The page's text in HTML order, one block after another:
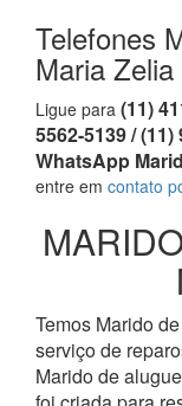
Telefones
Maria
Ligue para (11)
5562-5139 /
WhatsApp
entre em contato
Temos Marido
serviço de
Marido de